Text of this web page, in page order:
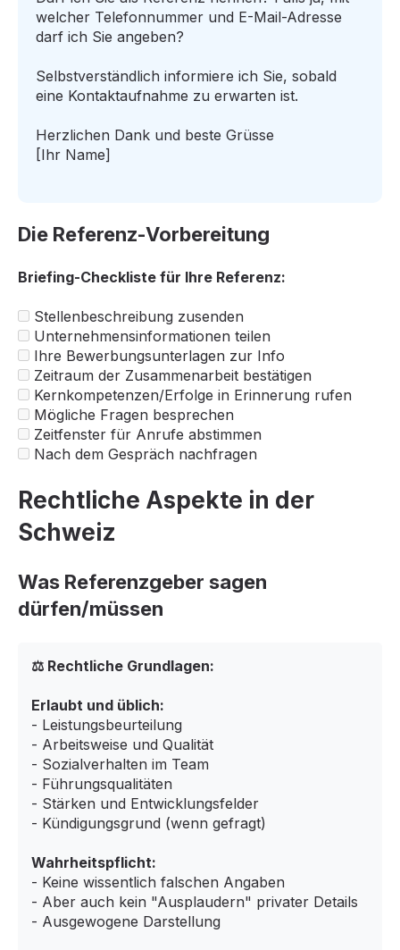
welcher Telefonnummer und E-Mail-Adresse
darf ich Sie angeben?
Selbstverständlich informiere ich Sie, sobald
eine Kontaktaufnahme zu erwarten ist.
Herzlichen Dank und beste Grüsse
[Ihr Name]
Die Referenz-Vorbereitung
Briefing-Checkliste für Ihre Referenz:
Stellenbeschreibung zusenden
Unternehmensinformationen teilen
Ihre Bewerbungsunterlagen zur Info
Zeitraum der Zusammenarbeit bestätigen
Kernkompetenzen/Erfolge in Erinnerung rufen
Mögliche Fragen besprechen
Zeitfenster für Anrufe abstimmen
Nach dem Gespräch nachfragen
Rechtliche Aspekte in der
Schweiz
Was Referenzgeber sagen
dürfen/müssen
⚖️ Rechtliche Grundlagen:
Erlaubt und üblich:
- Leistungsbeurteilung
- Arbeitsweise und Qualität
- Sozialverhalten im Team
- Führungsqualitäten
- Stärken und Entwicklungsfelder
- Kündigungsgrund (wenn gefragt)
Wahrheitspflicht:
- Keine wissentlich falschen Angaben
- Aber auch kein "Ausplaudern" privater Details
- Ausgewogene Darstellung